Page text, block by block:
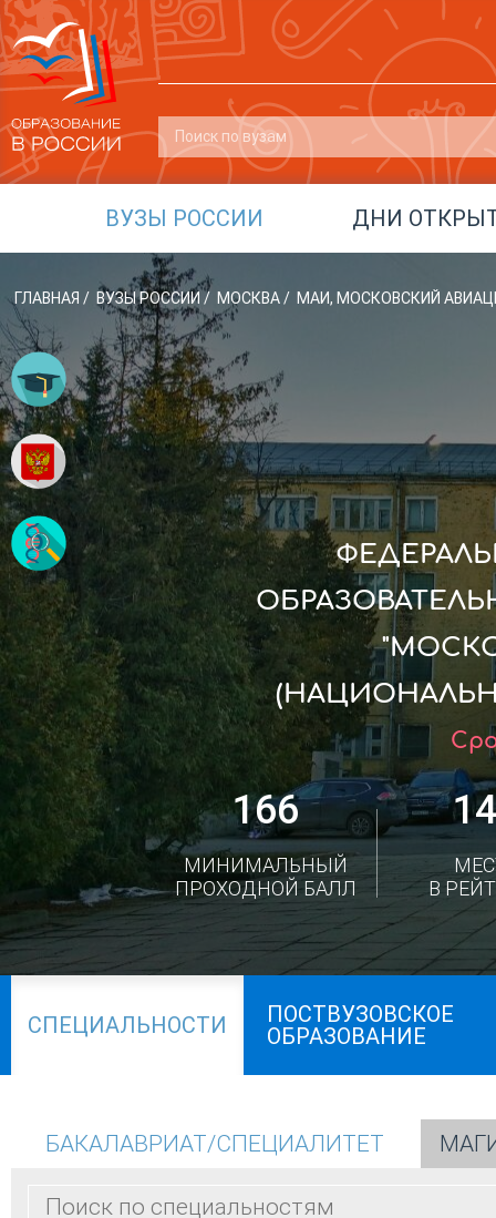
ВУЗЫ РОССИИ ДНИ
ГЛАВНАЯ / ВУЗЫ РОССИИ / МОСКВА/ МАИ, МОСКОВСКИЙ
166
МИНИМАЛЬНЫЙ
ПРОХОДНОЙ БАЛЛ
В
СПЕЦИАЛЬНОСТИ
ПОСТВУЗОВСКОЕ
ОБРАЗОВАНИЕ
БАКАЛАВРИАТ/СПЕЦИАЛИТЕТ